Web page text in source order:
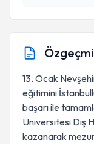
13. Ocak
eğitimini
başarı ile
Üniversitesi Diş
kazanarak